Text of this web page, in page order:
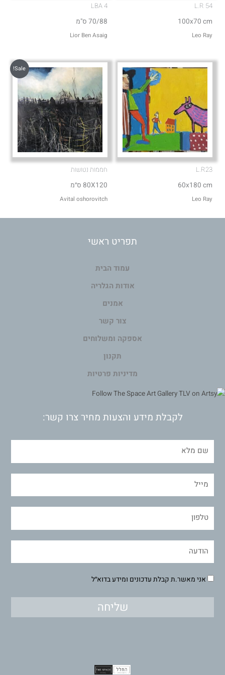
L.R 54
100x70 cm
Leo Ray
LBA 4
70/88 ס"מ
Lior Ben Asaig
L.R23
60x180 cm
Leo Ray
Sale!
חממות נטושות
80X120 ס״מ
Avital oshorovitch
תפריט ראשי
עמוד הבית
אודות הגלריה
אמנים
צור קשר
אספקה ומשלוחים
תקנון
מדיניות פרטיות
לקבלת מידע והצעות מחיר צרו קשר:
אני מאשר.ת קבלת עדכונים ומידע בדוא״ל
שליחה